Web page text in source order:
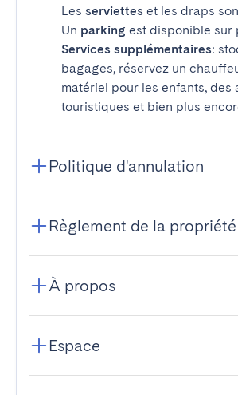
Les serviettes et les draps
Un parking est disponible sur
Services supplémentaires:
bagages, réservez un
matériel pour les enfants, des
touristiques et bien plus
Politique d'annulation
Règlement de la propriété
À propos
Espace